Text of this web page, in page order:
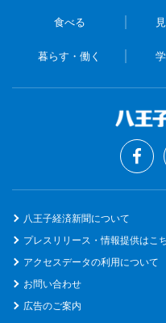
食べる
暮らす・働く
八王子経済新聞について
プレスリリース・情報提供はこ
アクセスデータの利用について
お問い合わせ
広告のご案内